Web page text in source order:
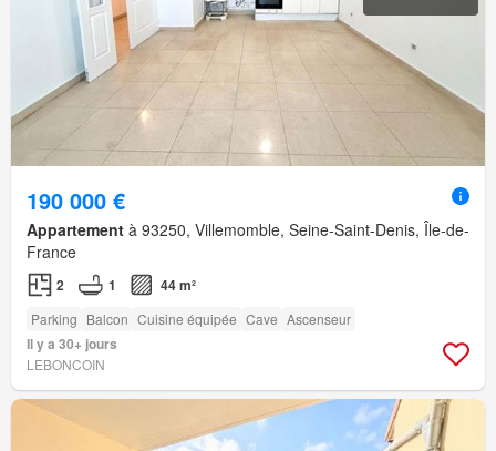
190 000 €
Appartement à 93250, Villemomble, Seine-Saint-Denis, Île-de-
France
2 1 44 m²
Parking Balcon Cuisine équipée Cave Ascenseur
Il y a 30+ jours
LEBONCOIN